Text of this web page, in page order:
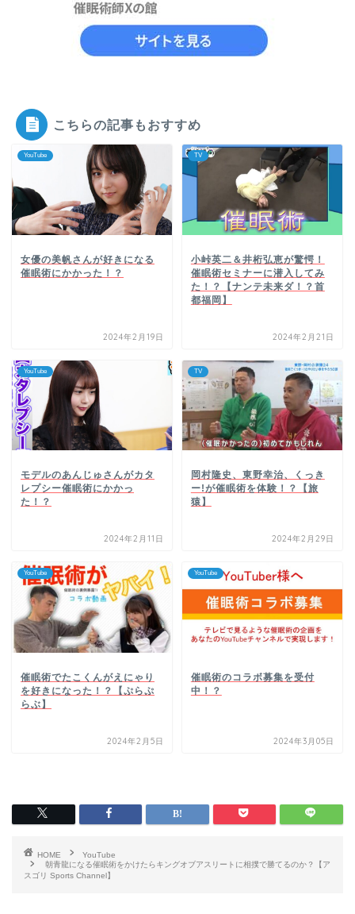
こちらの記事もおすすめ
YouTube
女優の美帆さんが好きになる
催眠術にかかった！？
2024年2月19日
TV
小峠英二＆井桁弘恵が驚愕！
催眠術セミナーに潜入してみ
た！？【ナンテ未来ダ！？首
都福岡】
2024年2月21日
YouTube
モデルのあんじゅさんがカタ
レプシー催眠術にかかっ
た！？
2024年2月11日
TV
岡村隆史、東野幸治、くっき
ー!が催眠術を体験！？【旅
猿】
2024年2月29日
YouTube
催眠術でたこくんがえにゃり
を好きになった！？【ぷらぷ
らぶ】
2024年2月5日
YouTube
催眠術のコラボ募集を受付
中！？
2024年3月05日
HOME
YouTube
朝青龍になる催眠術をかけたらキングオブアスリートに相撲で勝てるのか？【ア
スゴリ Sports Channel】